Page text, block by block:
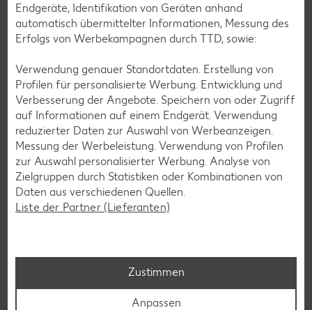
Glutenfreie Rezepte
Wer auf Gluten verzichtet, muss nicht automatisch auf
mit unseren glutenfreien Rezepten zauberst du dir Gerichte,
die nicht nur verträglich, sondern auch richtig lecker sind.
Rezepte entdecken
Endgeräte, Identifikation von Geräten anhand
automatisch übermittelter Informationen, Messung des
Erfolgs von Werbekampagnen durch TTD, sowie:
Verwendung genauer Standortdaten. Erstellung von
Profilen für personalisierte Werbung. Entwicklung und
Verbesserung der Angebote. Speichern von oder Zugriff
auf Informationen auf einem Endgerät. Verwendung
reduzierter Daten zur Auswahl von Werbeanzeigen.
Messung der Werbeleistung. Verwendung von Profilen
zur Auswahl personalisierter Werbung. Analyse von
Zielgruppen durch Statistiken oder Kombinationen von
Daten aus verschiedenen Quellen.
Liste der Partner (Lieferanten)
Zustimmen
Anpassen